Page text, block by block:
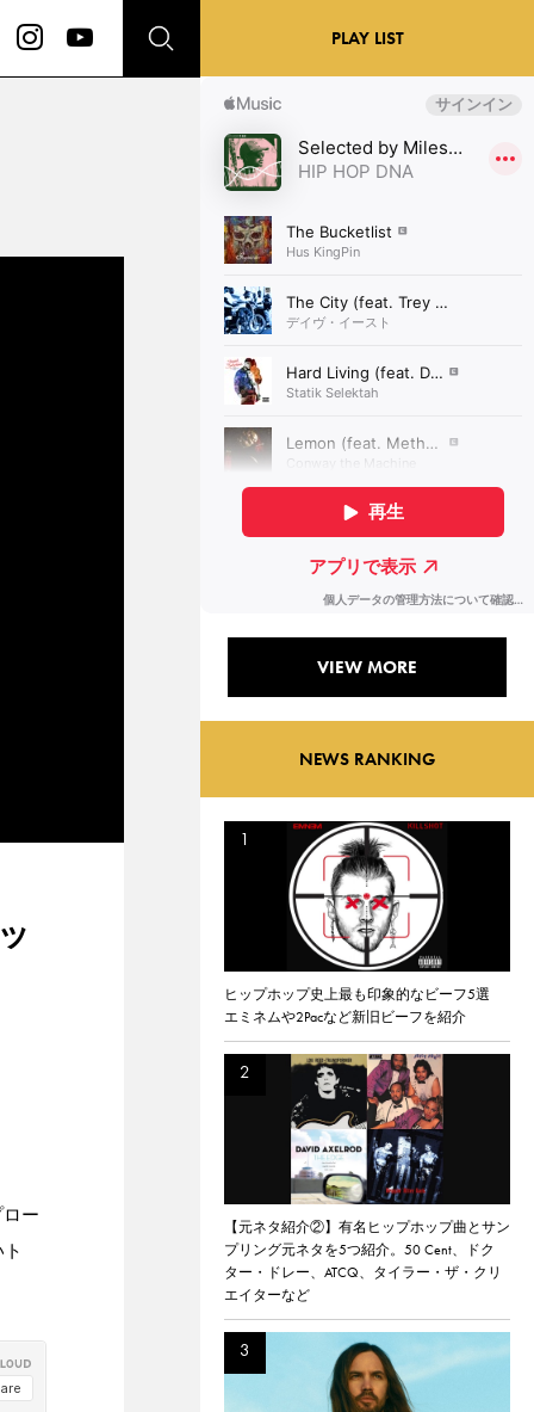
ー
PLAY LIST
VIEW MORE
NEWS RANKING
ヒップホップ史上最も印象的なビーフ5選
エミネムや2Pacなど新旧ビーフを紹介
【元ネタ紹介②】有名ヒップホップ曲とサン
プリング元ネタを5つ紹介。50 Cent、ドク
ター・ドレー、ATCQ、タイラー・ザ・クリ
エイターなど